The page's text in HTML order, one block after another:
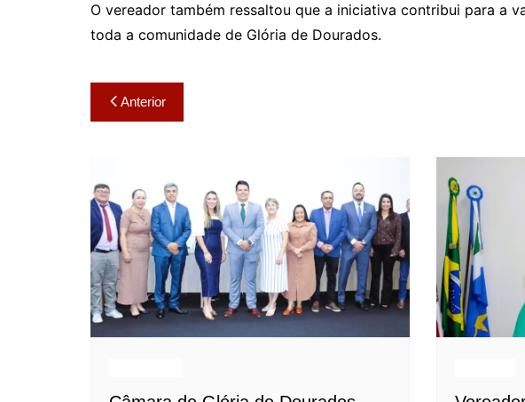
O vereador também ressaltou que a iniciativa contribui para a
toda a comunidade de Glória de Dourados.
Navegação
de
Anterior